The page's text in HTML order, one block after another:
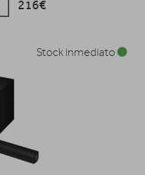
216€
Stock inmediato